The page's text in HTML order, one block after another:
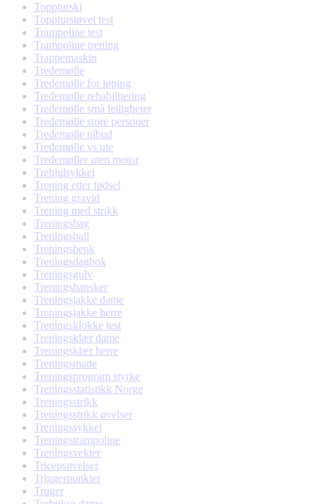
Toppturski
Toppturstøvel test
Trampoline test
Trampoline trening
Trappemaskin
Tredemølle
Tredemølle for løping
Tredemølle rehabilitering
Tredemølle små leiligheter
Tredemølle store personer
Tredemølle tilbud
Tredemølle vs ute
Tredemøller uten motor
Trehjulsykkel
Trening etter fødsel
Trening gravid
Trening med strikk
Treningsbag
Treningsball
Treningsbenk
Treningsdagbok
Treningsgulv
Treningshansker
Treningsjakke dame
Treningsjakke herre
Treningsklokke test
Treningsklær dame
Treningsklær herre
Treningsmatte
Treningsprogram styrke
Treningsstatistikk Norge
Treningsstrikk
Treningsstrikk øvelser
Treningssykkel
Treningstrampoline
Treningsvekter
Tricepsøvelser
Triggerpunkter
Truger